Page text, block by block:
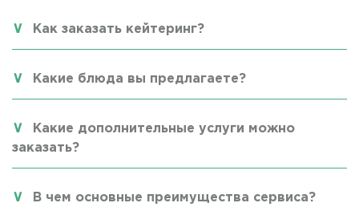
Как заказать кейтеринг?
Какие блюда вы предлагаете?
Какие дополнительные услуги можно
заказать?
В чем основные преимущества сервиса?